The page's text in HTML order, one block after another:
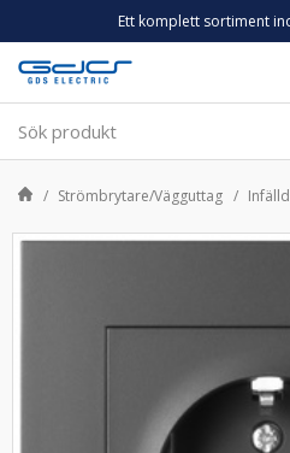
Ett komplett sortiment
Strömbrytare/Vägguttag